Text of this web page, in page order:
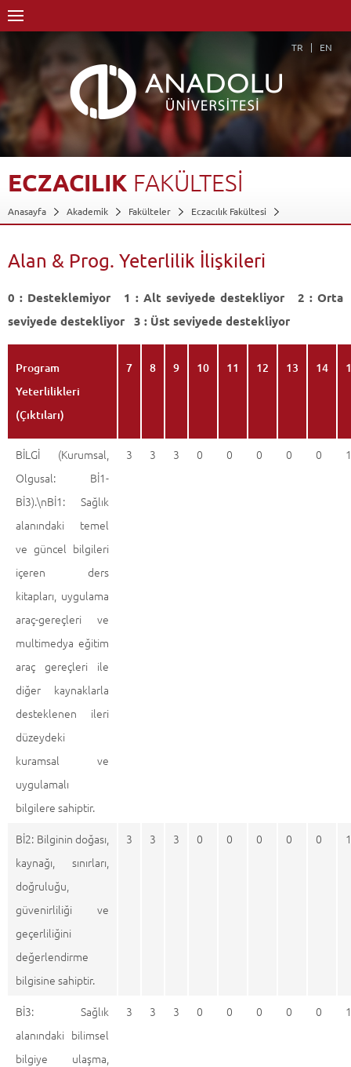
TR EN
ECZACILIK FAKÜLTESİ
Anasayfa Akademik Fakülteler
Eczacılık Fakültesi
Alan & Prog. Yeterlilik İlişkileri
0 : Desteklemiyor 1 : Alt seviyede destekliyor 2 : Orta
seviyede destekliyor 3 : Üst seviyede destekliyor
Program
Yeterlilikleri
(Çıktıları)
7 8 9 10 11 12 13 14
BİLGİ (Kurumsal,
Olgusal: Bİ1-
Bİ3).\nBİ1: Sağlık
alanındaki temel
ve güncel bilgileri
içeren ders
kitapları, uygulama
araç-gereçleri ve
multimedya eğitim
araç gereçleri ile
diğer kaynaklarla
desteklenen ileri
düzeydeki
kuramsal ve
uygulamalı
bilgilere sahiptir.
3 3 3 0 0 0 0 0 1
Bİ2: Bilginin doğası,
kaynağı, sınırları,
doğruluğu,
güvenirliliği ve
geçerliliğini
değerlendirme
bilgisine sahiptir.
3 3 3 0 0 0 0 0 1
Bİ3: Sağlık
alanındaki bilimsel
bilgiye ulaşma,
3 3 3 0 0 0 0 0 1